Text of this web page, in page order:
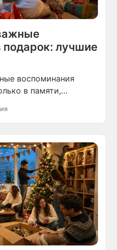
подарок: лучшие
воспоминания
в памяти,